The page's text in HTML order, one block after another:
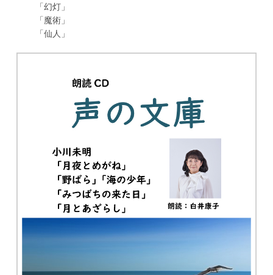
「幻灯」
「魔術」
「仙人」